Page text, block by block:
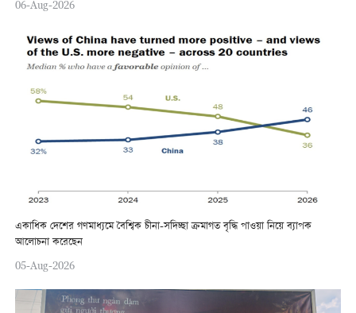
06-Aug-2026
একাধিক দেশের গণমাধ্যমে বৈশ্বিক চীনা-সদিচ্ছা ক্রমাগত বৃদ্ধি পাওয়া নিয়ে ব্যাপক
আলোচনা করেছেন
05-Aug-2026